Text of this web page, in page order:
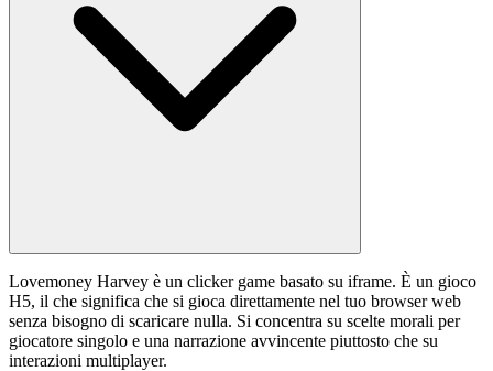
Lovemoney Harvey è un clicker game basato su iframe. È un gioco
H5, il che significa che si gioca direttamente nel tuo browser web
senza bisogno di scaricare nulla. Si concentra su scelte morali per
giocatore singolo e una narrazione avvincente piuttosto che su
interazioni multiplayer.